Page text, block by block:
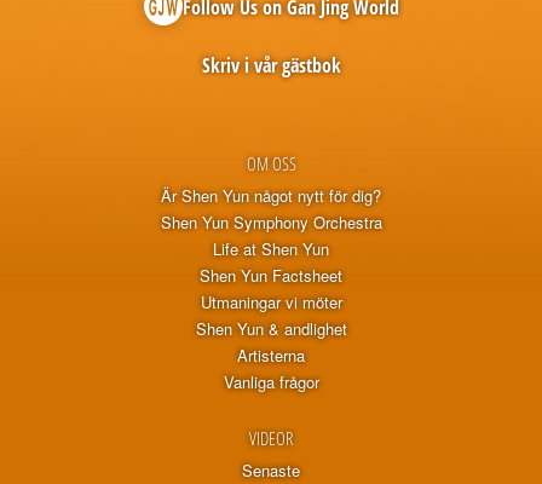
OM OSS
Är Shen Yun något nytt för dig?
Shen Yun Symphony Orchestra
Life at Shen Yun
Shen Yun Factsheet
Utmaningar vi möter
Shen Yun & andlighet
Artisterna
Vanliga frågor
VIDEOR
Senaste
Follow Us on Gan Jing World
Skriv i vår gästbok